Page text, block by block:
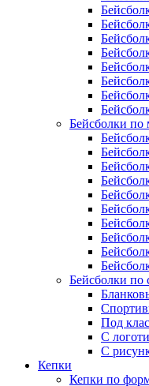
Бейсболки по
Бейсболки по
Под
С
С
Кепки
Кепки по